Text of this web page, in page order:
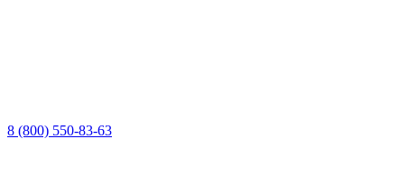
8 (800) 550-83-63